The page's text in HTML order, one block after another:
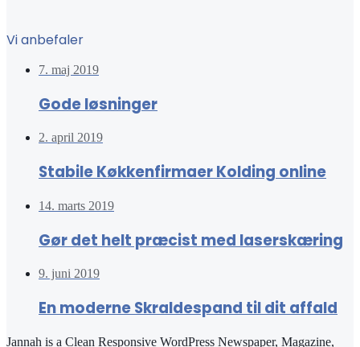
Vi anbefaler
7. maj 2019
Gode løsninger
2. april 2019
Stabile Køkkenfirmaer Kolding online
14. marts 2019
Gør det helt præcist med laserskæring
9. juni 2019
En moderne Skraldespand til dit affald
Jannah is a Clean Responsive WordPress Newspaper, Magazine,